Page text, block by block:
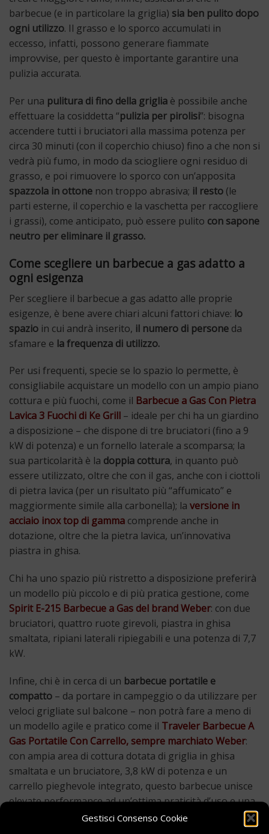
Gestisci Consenso Cookie
barbecue (e in particolare la griglia) sia ben pulito dopo
ogni utilizzo. Il grasso e lo sporco accumulati in
eccesso, infatti, possono generare fiammate
improvvise, per questo è importante garantire una
pulizia accurata.
Per una pulitura di fino della griglia è possibile anche
effettuare la cosiddetta “pulizia per pirolisi”: bisogna
accendere tutti i bruciatori alla massima potenza per
circa 30 minuti (con il coperchio chiuso) fino a che non si
vedrà più fumo, in modo da sciogliere ogni residuo di
grasso, e poi rimuovere lo sporco con un’apposita
spazzola in ottone non troppo abrasiva; il resto (le
parti esterne, il coperchio e la vaschetta per raccogliere
i grassi), come anticipato, può essere pulito con sapone
neutro per eliminare il grasso.
Come scegliere un barbecue a gas adatto a
ogni esigenza
Per scegliere il barbecue a gas adatto alle proprie
esigenze, è bene avere chiari alcuni fattori chiave: lo
spazio in cui andrà inserito, il numero di persone da
sfamare e la frequenza di utilizzo.
Per usi frequenti, specie se lo spazio lo permette, è
consigliabile acquistare un modello con un ampio piano
cottura e più fuochi, come il Barbecue a Gas Con Pietra
Lavica 3 Fuochi di Ke Grill – ideale per chi ha un giardino
a disposizione – che dispone di tre bruciatori (fino a 9
kW di potenza) e un fornello laterale a scomparsa; la
sua particolarità è la doppia cottura, in quanto può
essere utilizzato, oltre che con il gas, anche con i ciottoli
di pietra lavica (per un risultato più “affumicato” e
maggiormente simile alla carbonella); la versione in
acciaio inox top di gamma comprende anche in
dotazione, oltre che la pietra lavica, un’innovativa
piastra in ghisa.
Chi ha uno spazio più ristretto a disposizione preferirà
un modello più piccolo e di più pratica gestione, come
Spirit E-215 Barbecue a Gas del brand Weber: con due
bruciatori, quattro ruote girevoli, piastra in ghisa
smaltata, ripiani laterali ripiegabili e una potenza di 7,7
kW.
Infine, chi è in cerca di un barbecue portatile e
compatto – da portare in campeggio o da utilizzare per
veloci grigliate sul balcone – non potrà fare a meno di
un modello agile e pratico come il Traveler Barbecue A
Gas Portatile Con Carrello, sempre marchiato Weber:
con ampia area di cottura dotata di griglia in ghisa
smaltata e un bruciatore, 3,8 kW di potenza e un
carrello pieghevole integrato, questo barbecue unisce
elevate performance ad un’ottima praticità d’uso e una
grande facilità di trasporto.